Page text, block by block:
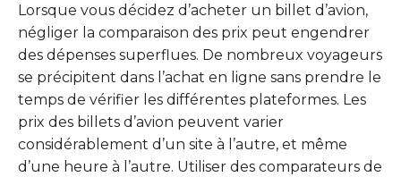
Lorsque vous décidez d’acheter un billet d’avion,
négliger la comparaison des prix peut engendrer
des dépenses superflues. De nombreux voyageurs
se précipitent dans l’achat en ligne sans prendre le
temps de vérifier les différentes plateformes. Les
prix des billets d’avion peuvent varier
considérablement d’un site à l’autre, et même
d’une heure à l’autre. Utiliser des comparateurs de